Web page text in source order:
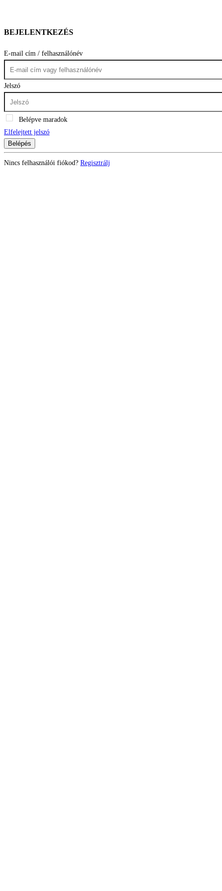
BEJELENTKEZÉS
E-mail cím / felhasználónév
Jelszó
Belépve maradok
Elfelejtett jelszó
Belépés
Nincs felhasználói fiókod? Regisztrálj